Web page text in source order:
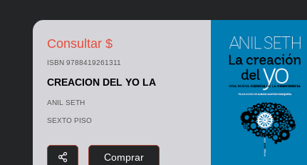
Consultar $
ISBN 9788419261311
CREACION DEL YO LA
ANIL SETH
SEXTO PISO
Comprar